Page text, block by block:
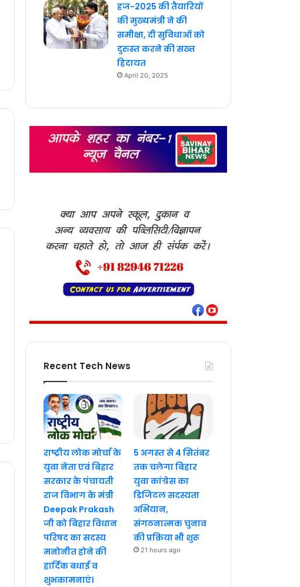
हज-2025 की तैयारियों
की मुख्यमंत्री ने की
समीक्षा, दी सुविधाओं को
दुरुस्त करने की सख्त
हिदायत
April 20, 2025
Recent Tech News
राष्ट्रीय लोक मोर्चा के
युवा नेता एवं बिहार
सरकार के पंचायती
राज विभाग के मंत्री
Deepak Prakash
जी को बिहार विधान
परिषद का सदस्य
मनोनीत होने की
हार्दिक बधाई व
शुभकामनाएं।
5 अगस्त से 4 सितंबर
तक चलेगा बिहार
युवा कांग्रेस का
डिजिटल सदस्यता
अभियान,
संगठनात्मक चुनाव
की प्रक्रिया भी शुरू
21 hours ago